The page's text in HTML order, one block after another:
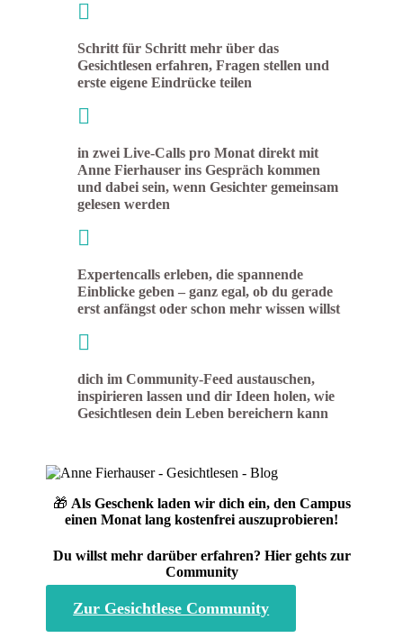

Schritt für Schritt mehr über das
Gesichtlesen erfahren, Fragen stellen und
erste eigene Eindrücke teilen

in zwei Live-Calls pro Monat direkt mit
Anne Fierhauser ins Gespräch kommen
und dabei sein, wenn Gesichter gemeinsam
gelesen werden

Expertencalls erleben, die spannende
Einblicke geben – ganz egal, ob du gerade
erst anfängst oder schon mehr wissen willst

dich im Community-Feed austauschen,
inspirieren lassen und dir Ideen holen, wie
Gesichtlesen dein Leben bereichern kann
🎁 Als Geschenk laden wir dich ein, den Campus
einen Monat lang kostenfrei auszuprobieren!
Du willst mehr darüber erfahren? Hier gehts zur
Community
Zur Gesichtlese Community